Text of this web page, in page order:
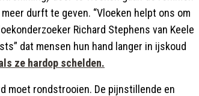
durft te geven. “Vloeken helpt ons om
Richard Stephens van Keele
dat mensen hun hand langer in ijskoud
ze hardop schelden.
moet rondstrooien. De pijnstillende en